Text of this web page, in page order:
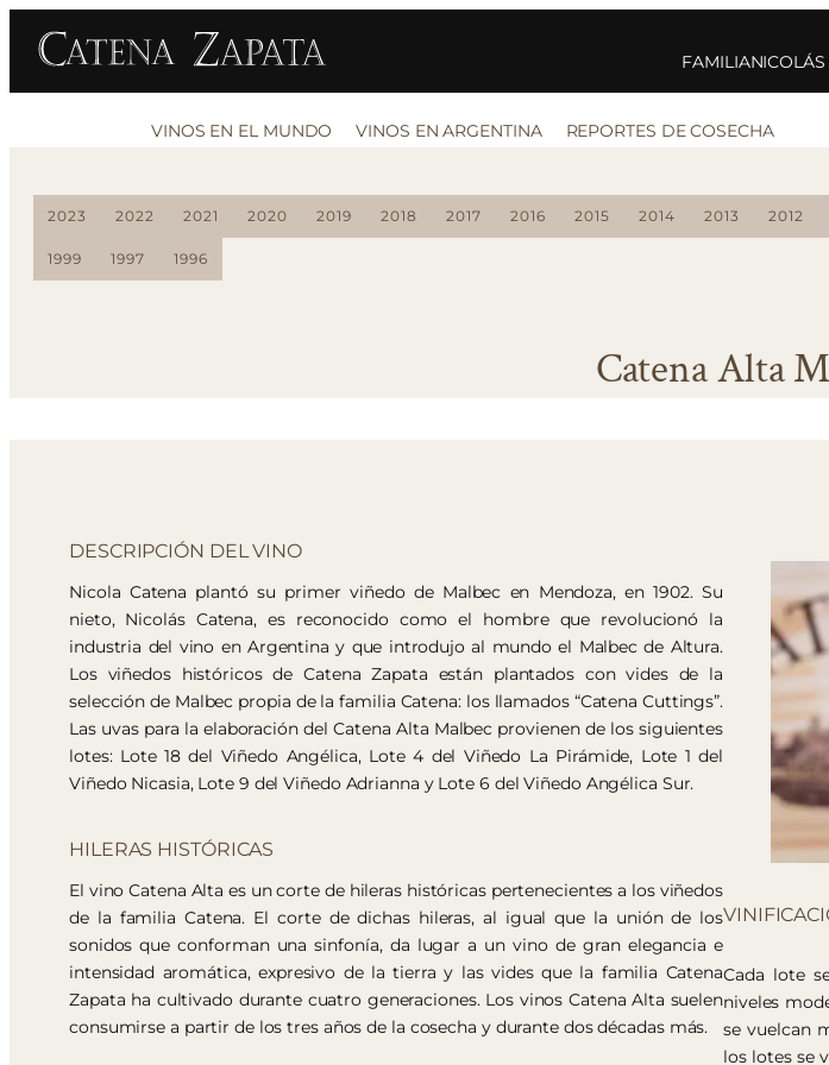
FAMILIA
VINOS EN EL MUNDO VINOS EN ARGENTINA REPORTES DE COSECHA
2023 2022 2021 2020 2019 2018 2017 2016 2015 2014 2013 2012
1999 1997 1996
Catena Alta
DESCRIPCIÓN DEL VINO
Nicola Catena plantó su primer viñedo de Malbec en Mendoza, en 1902. Su
nieto, Nicolás Catena, es reconocido como el hombre que revolucionó la
industria del vino en Argentina y que introdujo al mundo el Malbec de Altura.
Los viñedos históricos de Catena Zapata están plantados con vides de la
selección de Malbec propia de la familia Catena: los llamados “Catena Cuttings”.
Las uvas para la elaboración del Catena Alta Malbec provienen de los siguientes
lotes: Lote 18 del Viñedo Angélica, Lote 4 del Viñedo La Pirámide, Lote 1 del
Viñedo Nicasia, Lote 9 del Viñedo Adrianna y Lote 6 del Viñedo Angélica Sur.
HILERAS HISTÓRICAS
El vino Catena Alta es un corte de hileras históricas pertenecientes a los viñedos
de la familia Catena. El corte de dichas hileras, al igual que la unión de los
sonidos que conforman una sinfonía, da lugar a un vino de gran elegancia e
intensidad aromática, expresivo de la tierra y las vides que la familia Catena
Zapata ha cultivado durante cuatro generaciones. Los vinos Catena Alta suelen
consumirse a partir de los tres años de la cosecha y durante dos décadas más.
Cada lote
niveles
se vuelcan
los lotes se